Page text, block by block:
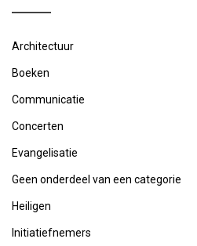
Architectuur
Boeken
Communicatie
Concerten
Evangelisatie
Geen onderdeel van een categorie
Heiligen
Initiatiefnemers